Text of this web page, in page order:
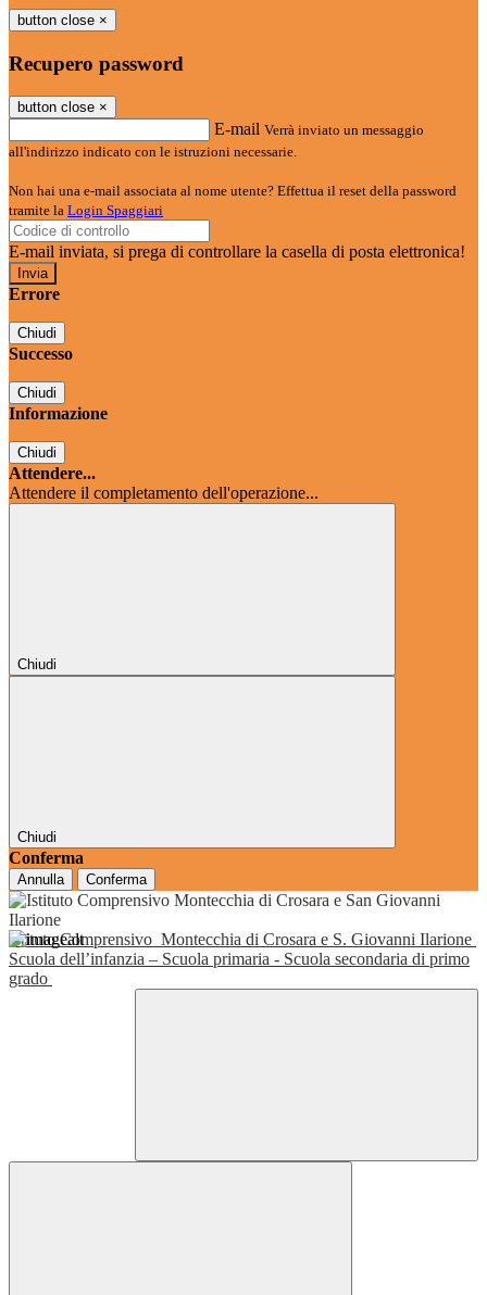
button close ×
Recupero password
button close ×
E-mail Verrà inviato un messaggio
all'indirizzo indicato con le istruzioni necessarie.
Non hai una e-mail associata al nome utente? Effettua il reset della password
tramite la Login Spaggiari
E-mail inviata, si prega di controllare la casella di posta elettronica!
Errore
Chiudi
Successo
Chiudi
Informazione
Chiudi
Attendere...
Attendere il completamento dell'operazione...
Chiudi
Chiudi
Conferma
Annulla Conferma
Istituto Comprensivo Montecchia di Crosara e S. Giovanni Ilarione
Scuola dell’infanzia – Scuola primaria - Scuola secondaria di primo
grado